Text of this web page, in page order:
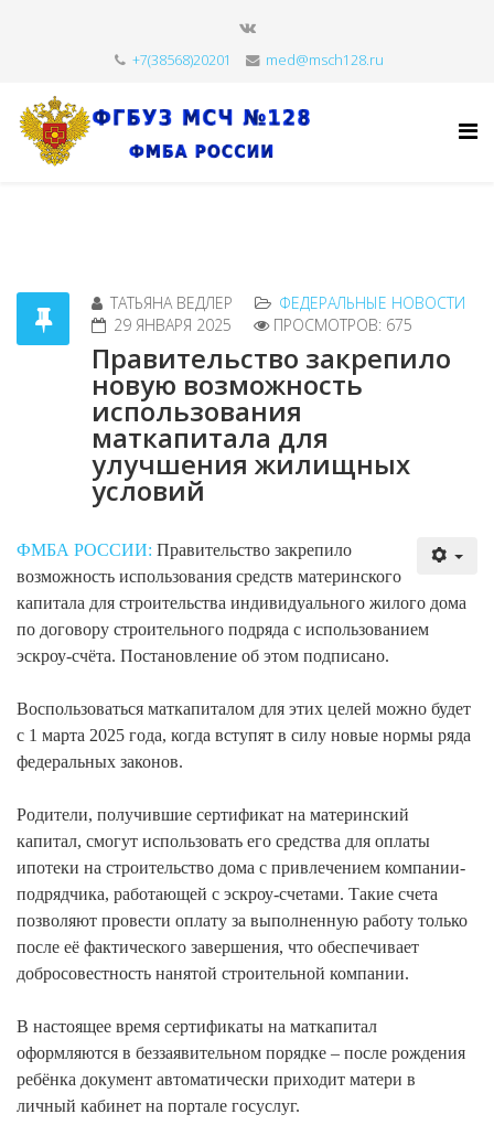
+7(38568)20201 med@msch128.ru
ТАТЬЯНА ВЕДЛЕР
ФЕДЕРАЛЬНЫЕ НОВОСТИ
29 ЯНВАРЯ 2025
ПРОСМОТРОВ: 675
Правительство закрепило
новую возможность
использования
маткапитала для
улучшения жилищных
условий
ФМБА РОССИИ: Правительство закрепило
возможность использования средств материнского
капитала для строительства индивидуального жилого дома
по договору строительного подряда с использованием
эскроу-счёта. Постановление об этом подписано.
Воспользоваться маткапиталом для этих целей можно будет
с 1 марта 2025 года, когда вступят в силу новые нормы ряда
федеральных законов.
Родители, получившие сертификат на материнский
капитал, смогут использовать его средства для оплаты
ипотеки на строительство дома с привлечением компании-
подрядчика, работающей с эскроу-счетами. Такие счета
позволяют провести оплату за выполненную работу только
после её фактического завершения, что обеспечивает
добросовестность нанятой строительной компании.
В настоящее время сертификаты на маткапитал
оформляются в беззаявительном порядке – после рождения
ребёнка документ автоматически приходит матери в
личный кабинет на портале госуслуг.